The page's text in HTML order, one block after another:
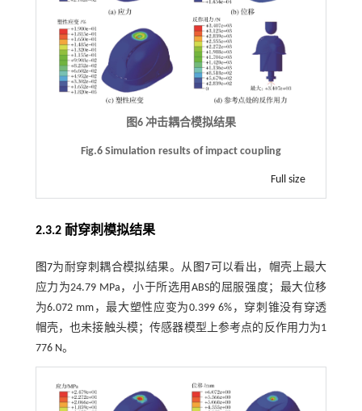
图6 冲击耦合模拟结果
Fig.6 Simulation results of impact coupling
Full size
2.3.2 耐穿刺模拟结果
图7为耐穿刺耦合模拟结果。从 图7 可以看出，帽壳上最大
应力为24.79 MPa，小于所选用ABS的屈服强度；最大位移
为6.072 mm，最大塑性应变为0.399 6%，穿刺锥没有穿透
帽壳，也未接触头模；传感器模型上参考点的反作用力为1
776 N。